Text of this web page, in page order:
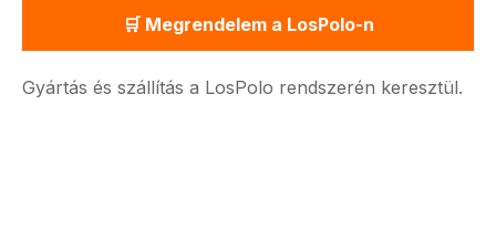
🛒 Megrendelem a LosPolo-n
Gyártás és szállítás a LosPolo rendszerén keresztül.